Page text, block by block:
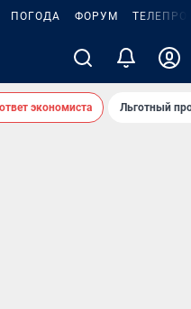
ПОГОДА ФОРУМ
экономиста Льготный